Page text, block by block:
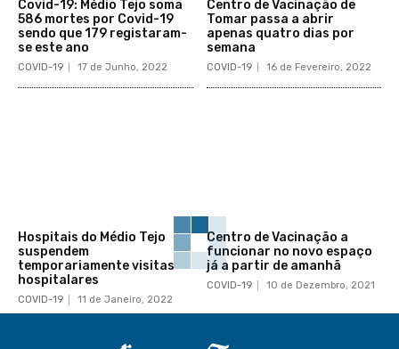
Covid-19: Médio Tejo soma
586 mortes por Covid-19
sendo que 179 registaram-
se este ano
COVID-19 17 de Junho, 2022
Centro de Vacinação de
Tomar passa a abrir
apenas quatro dias por
semana
COVID-19 16 de Fevereiro, 2022
Hospitais do Médio Tejo
suspendem
temporariamente visitas
hospitalares
COVID-19 11 de Janeiro, 2022
Centro de Vacinação a
funcionar no novo espaço
já a partir de amanhã
COVID-19 10 de Dezembro, 2021